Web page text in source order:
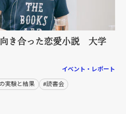
向き合った恋愛小説 大学
イベント・レポート
実験と結果 #読書会